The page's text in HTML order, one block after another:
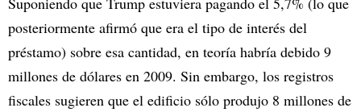
posteriormente afirmó que era el tipo de interés del
préstamo) sobre esa cantidad, en teoría habría debido 9
millones de dólares en 2009. Sin embargo, los registros
fiscales sugieren que el edificio sólo produjo 8 millones de